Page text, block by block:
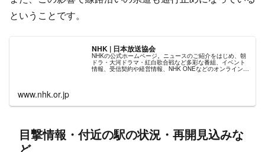
ということです。
NHKの公式ホームページ。ニュースのご紹介をはじめ、朝
ドラ・大河ドラマ・紅白歌合戦など多彩な番組、イベント
情報、受信契約や経営情報、NHK ONEなどのオンラインサ
ービスもご案内します。
目撃情報・付近の駅の状況・再開見込みな
ど